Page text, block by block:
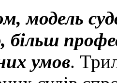
модель
більш
умов.